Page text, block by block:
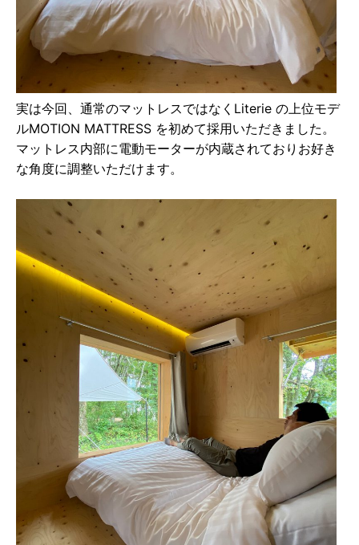
実は今回、通常のマットレスではなくLiterie の上位モデ
ルMOTION MATTRESS を初めて採⽤いただきました。
マットレス内部に電動モーターが内蔵されておりお好き
な⾓度に調整いただけます。